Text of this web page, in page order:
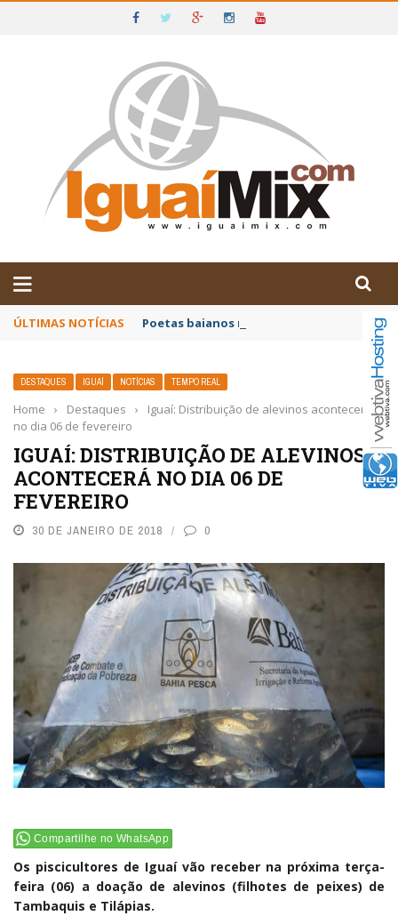
IGUAÍ E SUDOESTE DA BAHIA
ÚLTIMAS NOTÍCIAS Poetas baianos representam o Brasil no
DESTAQUES IGUAÍ NOTÍCIAS TEMPO REAL
Home › Destaques ›
Iguaí: Distribuição de alevinos acontecerá
no dia 06 de fevereiro
IGUAÍ: DISTRIBUIÇÃO DE ALEVINOS
ACONTECERÁ NO DIA 06 DE
FEVEREIRO
30 DE JANEIRO DE 2018 0
Compartilhe no WhatsApp
Os piscicultores de Iguaí vão receber na próxima terça-
feira (06) a doação de alevinos (filhotes de peixes) de
Tambaquis e Tilápias.